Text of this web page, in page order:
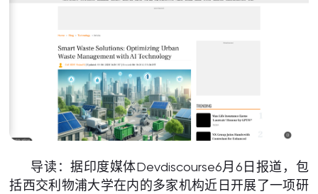
导读：据印度媒体Devdiscourse6月6日报道，包
括西交利物浦大学在内的多家机构近日开展了一项研